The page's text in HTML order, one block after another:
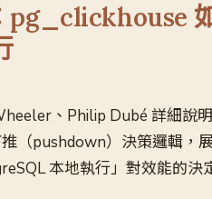
pg_clickhouse
、Philip Dubé 詳細說
（pushdown）決策邏輯，
本地執行」對效能的決